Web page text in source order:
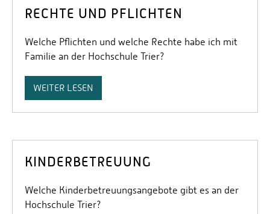
RECHTE UND PFLICHTEN
Welche Pflichten und welche Rechte habe ich mit
Familie an der Hochschule Trier?
WEITER LESEN
KINDERBETREUUNG
Welche Kinderbetreuungsangebote gibt es an der
Hochschule Trier?